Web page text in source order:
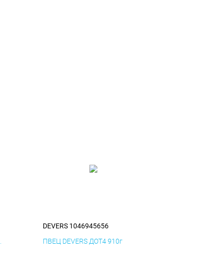
DEVERS 1046945656
ПВЕЦ DEVERS ДОТ4 910г